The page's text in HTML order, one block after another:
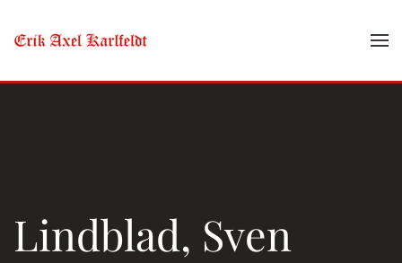
Skip to main content
Lindblad, Sven